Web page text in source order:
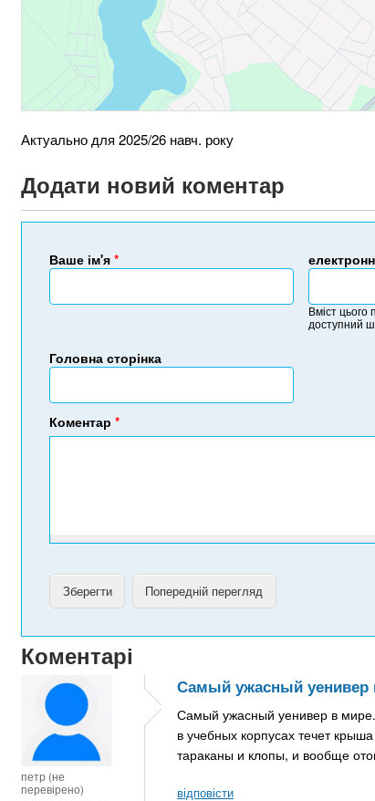
Актуально для 2025/26 навч. року
Додати новий коментар
Ваше ім'я*
Вміст цього
доступний
Головна сторінка
Коментар*
Коментарі
петр (не
перевірено)
Самый ужасный уенивер
Самый ужасный уенивер в
в учебных корпусах течет
тараканы и клопы, и вообще
відповісти